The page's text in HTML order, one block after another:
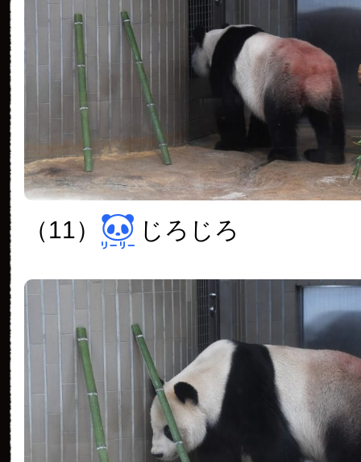
（11） じろじろ